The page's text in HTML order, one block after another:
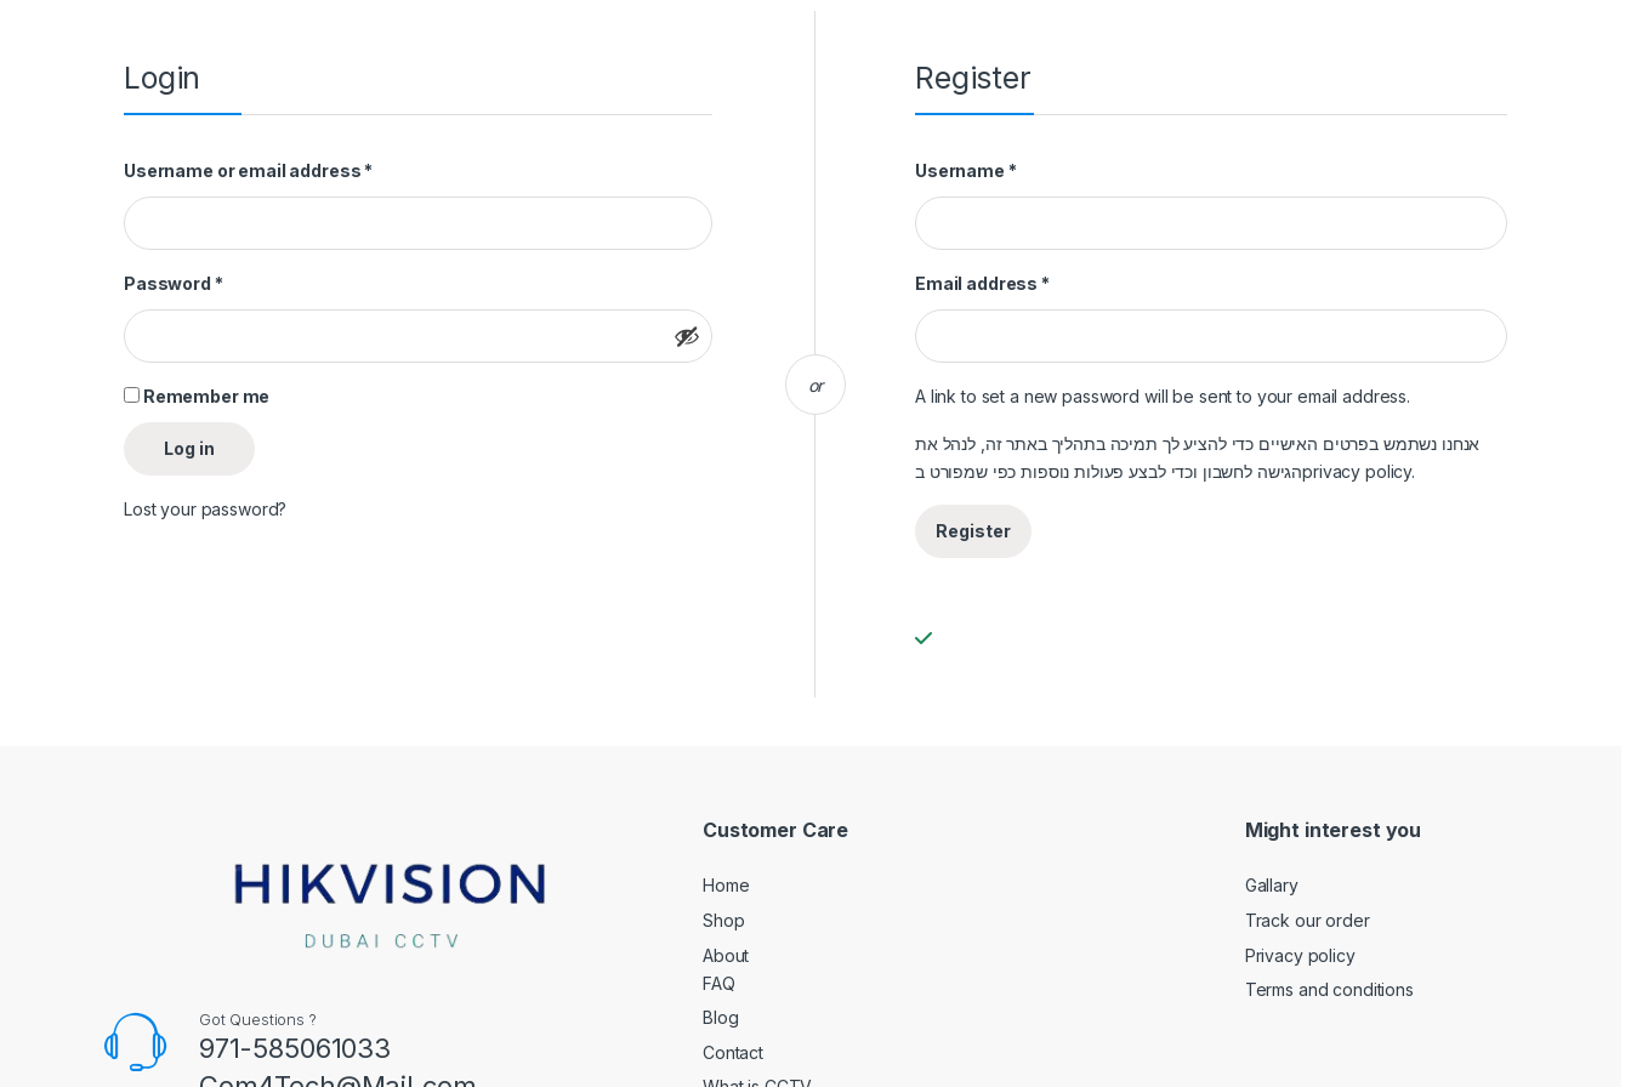
or
Login
Username or email address *
Password *Required
Remember me
Log in
Lost your password?
Register
Username *Required
Email address *Required
A link to set a new password will be sent to your email address.
אנחנו נשתמש בפרטים האישיים כדי להציע לך תמיכה בתהליך באתר זה, לנהל את
הגישה לחשבון וכדי לבצע פעולות נוספות כפי שמפורט בprivacy policy.
Register
Got Questions ?
971-585061033
Customer Care
Home
Shop
About
FAQ
Blog
Contact
Might interest you
Gallary
Track our order
Privacy policy
Terms and conditions